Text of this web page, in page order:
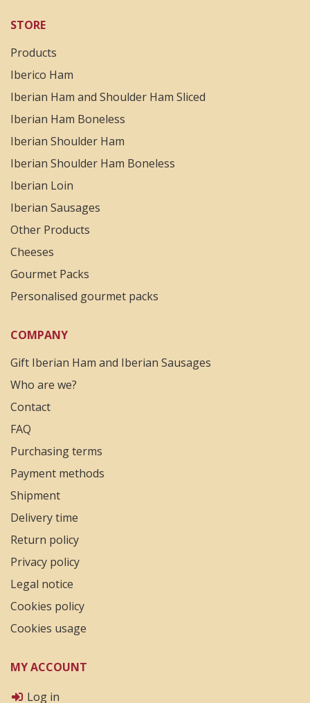
STORE
Products
Iberico Ham
Iberian Ham and Shoulder Ham Sliced
Iberian Ham Boneless
Iberian Shoulder Ham
Iberian Shoulder Ham Boneless
Iberian Loin
Iberian Sausages
Other Products
Cheeses
Gourmet Packs
Personalised gourmet packs
COMPANY
Gift Iberian Ham and Iberian Sausages
Who are we?
Contact
FAQ
Purchasing terms
Payment methods
Shipment
Delivery time
Return policy
Privacy policy
Legal notice
Cookies policy
Cookies usage
MY ACCOUNT
Log in